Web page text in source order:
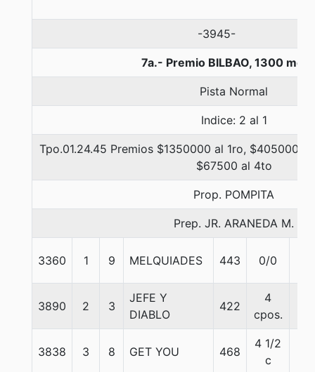
-3945-
7a.- Premio BILBAO, 1300
Pista Normal
Indice: 2 al 1
Tpo.01.24.45 Premios $1350000 al 1ro, $405000
$67500 al 4to
Prop. POMPITA
Prep. JR. ARANEDA M.
3360 1 9 MELQUIADES 443 0/0
3890 2 3
JEFE Y
DIABLO
422
4
cpos.
3838 3 8 GET YOU 468
4 1/2
c